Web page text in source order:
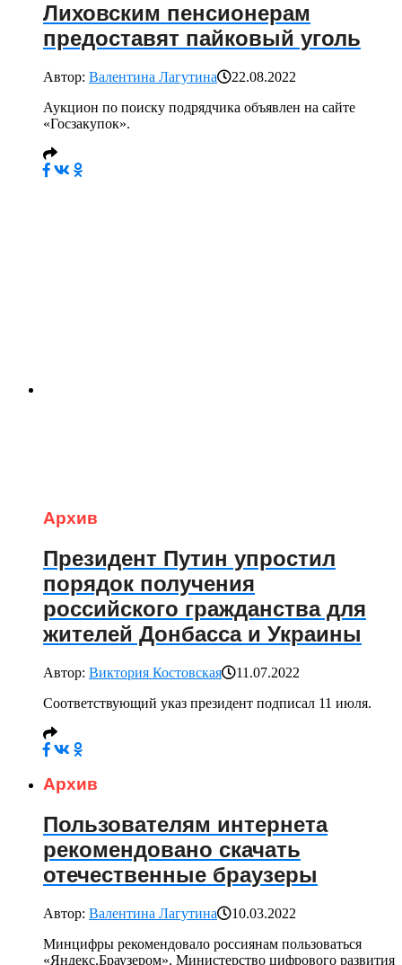
Лиховским пенсионерам
предоставят пайковый уголь
Автор: Валентина Лагутина
22.08.2022
Аукцион по поиску подрядчика объявлен на сайте
«Госзакупок».
Архив
Президент Путин упростил
порядок получения
российского гражданства для
жителей Донбасса и Украины
Автор: Виктория Костовская
11.07.2022
Соответствующий указ президент подписал 11 июля.
Архив
Пользователям интернета
рекомендовано скачать
отечественные браузеры
Автор: Валентина Лагутина
10.03.2022
Минцифры рекомендовало россиянам пользоваться
«Яндекс.Браузером». Министерство цифрового развития